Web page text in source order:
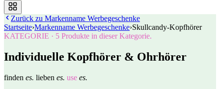
Zurück zu Markenname Werbegeschenke
Startseite›Markenname Werbegeschenke›Skullcandy-Kopfhörer
KATEGORIE · 5 Produkte in dieser Kategorie.
Individuelle Kopfhörer & Ohrhörer
finden es. lieben es. use es.